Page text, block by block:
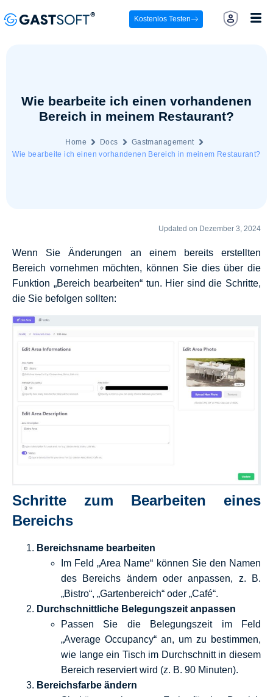
Kostenlos Testen
Wie bearbeite ich einen vorhandenen
Bereich in meinem Restaurant?
Home Docs
Gastmanagement
Wie bearbeite ich einen vorhandenen Bereich in meinem Restaurant?
Updated on Dezember 3, 2024
Wenn Sie Änderungen an einem bereits erstellten
Bereich vornehmen möchten, können Sie dies über die
Funktion „Bereich bearbeiten“ tun. Hier sind die Schritte,
die Sie befolgen sollten:
Schritte zum Bearbeiten eines
Bereichs
Bereichsname bearbeiten
Im Feld „Area Name“ können Sie den Namen
des Bereichs ändern oder anpassen, z. B.
„Bistro“, „Gartenbereich“ oder „Café“.
Durchschnittliche Belegungszeit anpassen
Passen Sie die Belegungszeit im Feld
„Average Occupancy“ an, um zu bestimmen,
wie lange ein Tisch im Durchschnitt in diesem
Bereich reserviert wird (z. B. 90 Minuten).
Bereichsfarbe ändern